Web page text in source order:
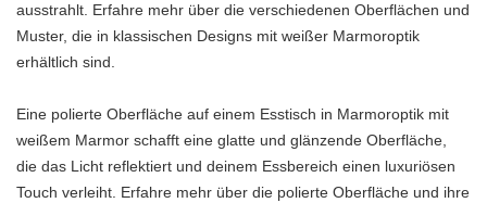
ausstrahlt. Erfahre mehr über die verschiedenen Oberflächen und
Muster, die in klassischen Designs mit weißer Marmoroptik
erhältlich sind.
Eine polierte Oberfläche auf einem Esstisch in Marmoroptik mit
weißem Marmor schafft eine glatte und glänzende Oberfläche,
die das Licht reflektiert und deinem Essbereich einen luxuriösen
Touch verleiht. Erfahre mehr über die polierte Oberfläche und ihre